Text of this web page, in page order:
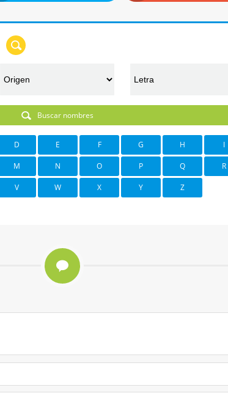
Buscar nombres
D E F G H I
M N O P Q R
V W X Y Z